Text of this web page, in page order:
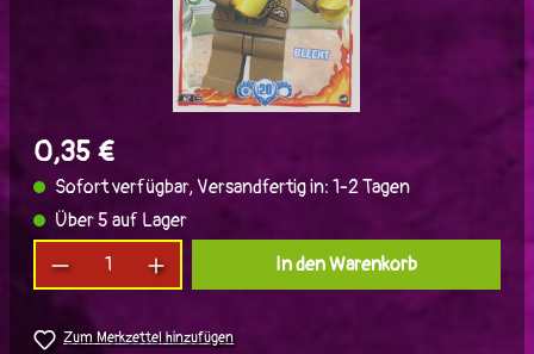
0,35 €
Sofort verfügbar, Versandfertig in: 1-2 Tagen
Über 5 auf Lager
Produkt Anzahl: Gib den gewünschten Wert
In den Warenkorb
Zum Merkzettel hinzufügen